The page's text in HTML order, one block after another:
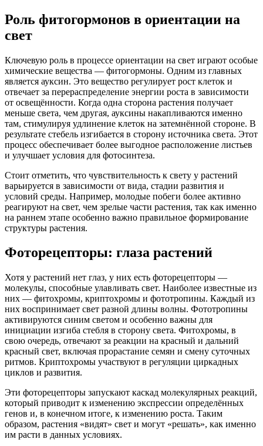
Роль фитогормонов в ориентации на
свет
Ключевую роль в процессе ориентации на свет играют особые
химические вещества — фитогормоны. Одним из главных
является ауксин. Это вещество регулирует рост клеток и
отвечает за перераспределение энергии роста в зависимости
от освещённости. Когда одна сторона растения получает
меньше света, чем другая, ауксины накапливаются именно
там, стимулируя удлинение клеток на затемнённой стороне. В
результате стебель изгибается в сторону источника света. Этот
процесс обеспечивает более выгодное расположение листьев
и улучшает условия для фотосинтеза.
Стоит отметить, что чувствительность к свету у растений
варьируется в зависимости от вида, стадии развития и
условий среды. Например, молодые побеги более активно
реагируют на свет, чем зрелые части растения, так как именно
на раннем этапе особенно важно правильное формирование
структуры растения.
Фоторецепторы: глаза растений
Хотя у растений нет глаз, у них есть фоторецепторы —
молекулы, способные улавливать свет. Наиболее известные из
них — фитохромы, криптохромы и фототропины. Каждый из
них воспринимает свет разной длины волны. Фототропины
активируются синим светом и особенно важны для
инициации изгиба стебля в сторону света. Фитохромы, в
свою очередь, отвечают за реакции на красный и дальний
красный свет, включая прорастание семян и смену суточных
ритмов. Криптохромы участвуют в регуляции циркадных
циклов и развития.
Эти фоторецепторы запускают каскад молекулярных реакций,
который приводит к изменению экспрессии определённых
генов и, в конечном итоге, к изменению роста. Таким
образом, растения «видят» свет и могут «решать», как именно
им расти в данных условиях.